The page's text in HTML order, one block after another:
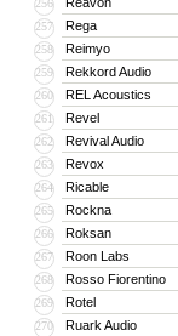
256
257 Rega
258 Reimyo
259 Rekkord Audio
260 REL Acoustics
261 Revel
262 Revival Audio
263 Revox
264 Ricable
265 Rockna
266 Roksan
267 Roon Labs
268 Rosso Fiorentino
269 Rotel
270 Ruark Audio